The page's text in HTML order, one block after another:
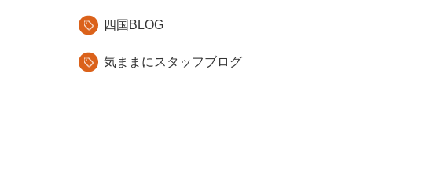
四国BLOG
気ままにスタッフブログ